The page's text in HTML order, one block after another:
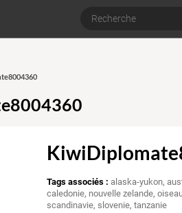
Tags associés : alaska-yukon,
caledonie, nouvelle zelande,
scandinavie,slovenie,tanzanie